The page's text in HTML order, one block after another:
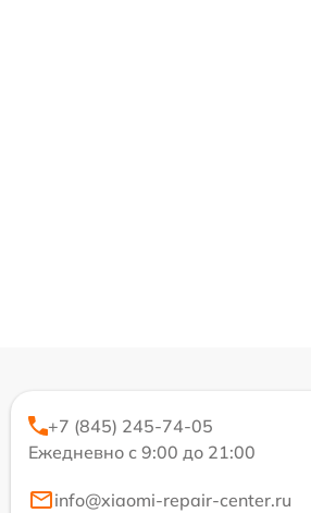
+7 (845) 245-74-05
Ежедневно с 9:00 до 21:00
info@xiaomi-repair-center.ru